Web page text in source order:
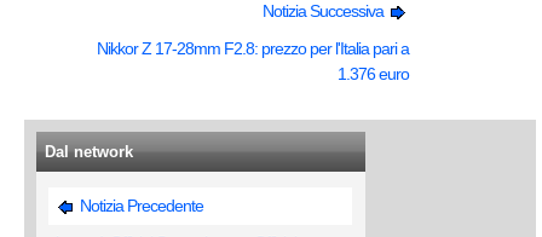
Notizia Successiva
Nikkor Z 17-28mm F2.8: prezzo per l'Italia pari a
1.376 euro
Dal network
Notizia Precedente